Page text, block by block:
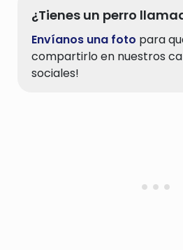
¿Tienes un perro
Envíanos una foto para
compartirlo en nuestros
sociales!